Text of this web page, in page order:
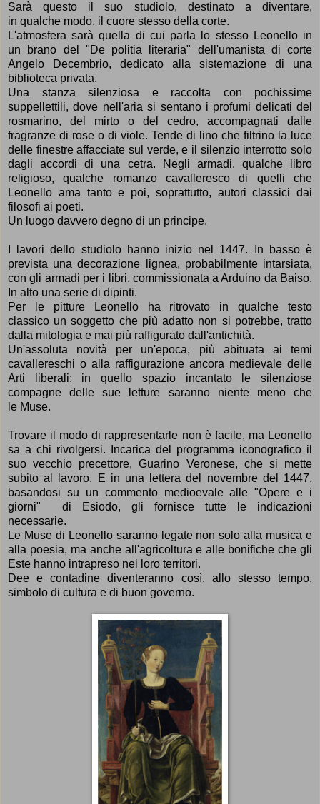
Sarà questo il suo studiolo, destinato a diventare,
in qualche modo, il cuore stesso della corte.
L'atmosfera sarà quella di cui parla lo stesso Leonello in
un
brano del "De politia literaria"
dell'umanista di corte
Angelo Decembrio, dedicato alla sistemazione di una
biblioteca privata.
Una stanza silenziosa e raccolta con pochissime
suppellettili, dove nell'aria si sentano i profumi delicati del
rosmarino, del mirto o del cedro, accompagnati dalle
fragranze di rose o di viole. Tende di lino che filtrino la luce
delle finestre affacciate sul verde, e il silenzio interrotto solo
dagli accordi di una cetra.
Negli armadi, qualche libro
religioso, qualche romanzo cavalleresco di quelli che
Leonello ama tantoe poi, soprattutto, autori classici dai
filosofi ai poeti.
Un luogo davvero degno di un principe.
I lavori dello studiolo hanno inizio nel 1447.
In basso è
prevista una decorazione lignea, probabilmente intarsiata,
con gli armadi per i libri, commissionata a Arduino da Baiso.
In alto una serie di dipinti.
Per le pitture Leonello
ha ritrovato in qualche testo
classico un soggetto che più adatto non si potrebbe,tratto
dalla mitologia e mai più raffigurato dall'antichità.
Un'assoluta novità per un'epoca, più abituata ai temi
cavallereschi o alla raffigurazione ancora medievale delle
Arti liberali: in quello spazio incantato le silenziose
compagne delle sue letture saranno niente meno che
le Muse.
Trovare il modo di rappresentarle non è facile, ma Leonello
sa a chi rivolgersi. Incarica del programma iconografico il
suo vecchio precettore, Guarino Veronese, che si mette
subito al lavoro. E in una lettera del novembre del 1447,
basandosi su un commento medioevale alle "Opere e i
giorni" di Esiodo, gli fornisce tutte le indicazioni
necessarie.
Le Muse di Leonello saranno legate non solo alla musica e
alla poesia, ma anche all'agricoltura e alle bonifiche che gli
Este hanno intrapreso nei loro territori.
Dee e contadine diventeranno così, allo stesso tempo,
simbolo di cultura e di buon governo.